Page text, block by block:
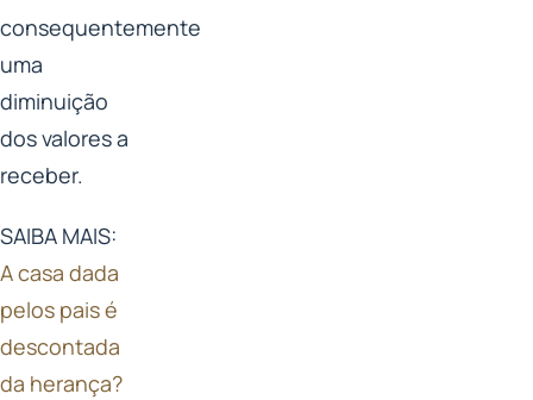
consequentemente
uma
diminuição
dos valores a
receber.
SAIBA MAIS:
A casa dada
pelos pais é
descontada
da herança?